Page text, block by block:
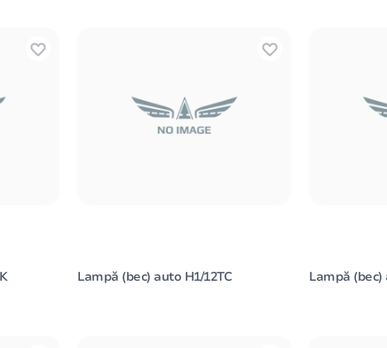
Lampă (bec) auto H1/12TC Lampă (bec)